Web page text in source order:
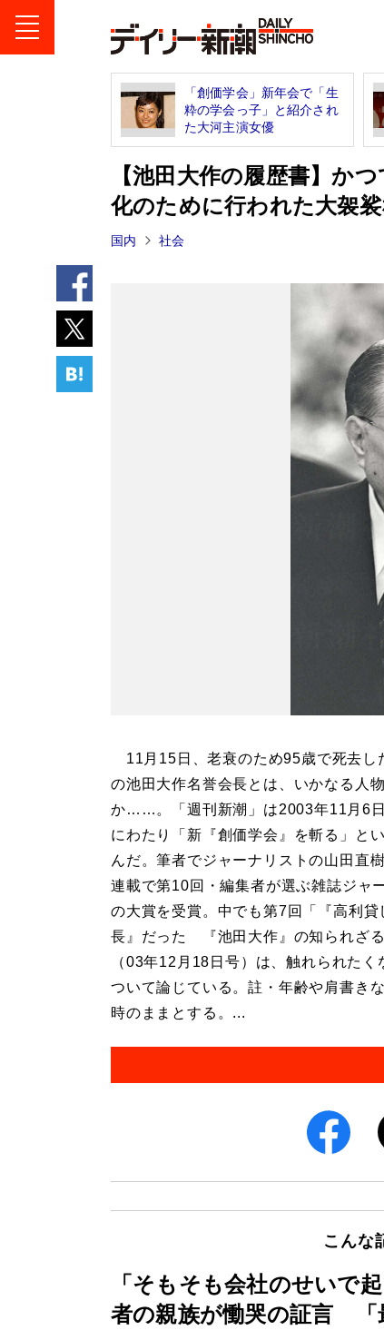
「創価学会」新年会で「生
粋の学会っ子」と紹介され
た大河主演女優
【池田大作の履歴書】か
化のために行われた大袈
国内 社会
11月15日、老衰のため95歳で死去し
の池田大作名誉会長とは、いかなる人
か……。「週刊新潮」は2003年11月6
にわたり「新『創価学会』を斬る」と
んだ。筆者でジャーナリストの山田直
連載で第10回・編集者が選ぶ雑誌ジャ
の大賞を受賞。中でも第7回「『高利貸
長』だった 『池田大作』の知られざる
（03年12月18日号）は、触れられたく
ついて論じている。註・年齢や肩書き
時のままとする。...
こんな
「そもそも会社のせいで
者の親族が慟哭の証言 「